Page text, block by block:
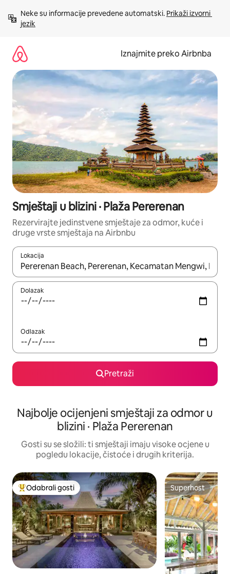
sadržaj
Neke su informacije prevedene automatski. Prikaži izvorni
jezik
Iznajmite preko Airbnba
Smještaji u blizini · Plaža Pererenan
Rezervirajte jedinstvene smještaje za odmor, kuće i
druge vrste smještaja na Airbnbu
Lokacija
Kada budu dostupni rezultati, moći ćete ih pregledati
Dolazak
Odlazak
Pretraži
Najbolje ocijenjeni smještaji za odmor u
blizini · Plaža Pererenan
Gosti su se složili: ti smještaji imaju visoke ocjene u
pogledu lokacije, čistoće i drugih kriterija.
Među najviše rangiranima s oznakom „Odabrali gosti”
Odabrali gosti Superhost
Superhost